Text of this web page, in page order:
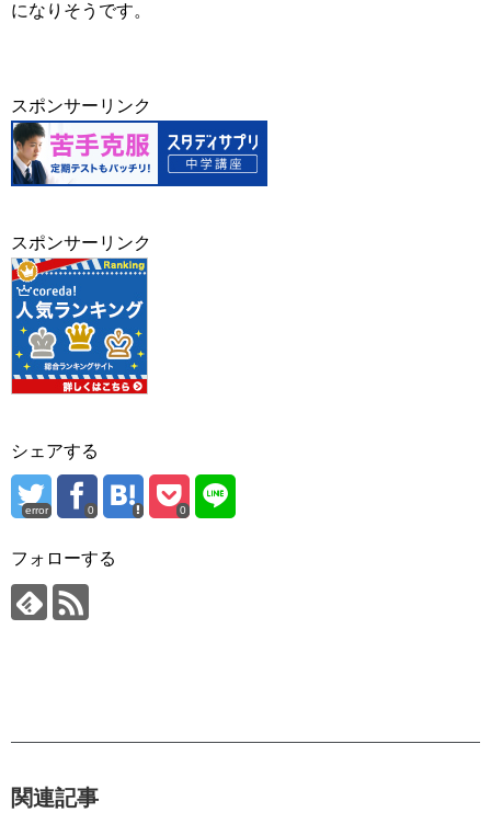
になりそうです。
スポンサーリンク
スポンサーリンク
シェアする
error 0 0
フォローする
関連記事